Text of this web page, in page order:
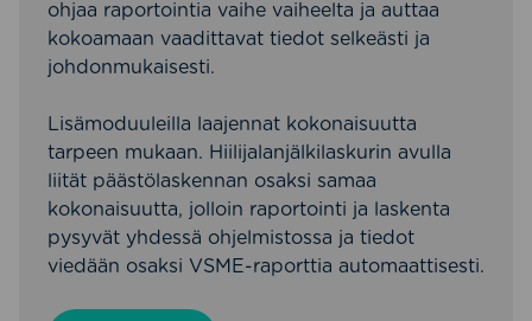
ohjaa raportointia vaihe vaiheelta ja auttaa
kokoamaan vaadittavat tiedot selkeästi ja
johdonmukaisesti.
Lisämoduuleilla laajennat kokonaisuutta
tarpeen mukaan. Hiilijalanjälkilaskurin avulla
liität päästölaskennan osaksi samaa
kokonaisuutta, jolloin raportointi ja laskenta
pysyvät yhdessä ohjelmistossa ja tiedot
viedään osaksi VSME-raporttia automaattisesti.